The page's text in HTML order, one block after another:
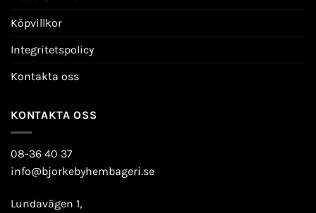
Köpvillkor
Integritetspolicy
Kontakta oss
KONTAKTA OSS
08-36 40 37
info@bjorkebyhembageri.se
Lundavägen 1,